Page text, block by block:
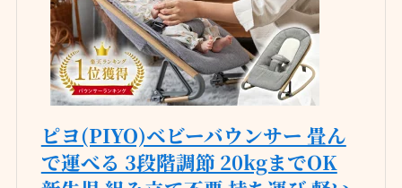
ピヨ(PIYO)ベビーバウンサー 畳ん
で運べる 3段階調節 20kgまでOK